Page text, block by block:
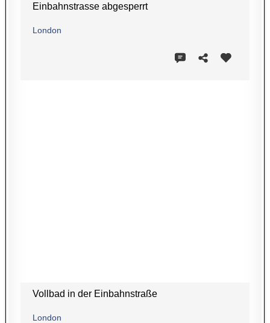
Einbahnstrasse abgesperrt
London
Vollbad in der Einbahnstraße
London